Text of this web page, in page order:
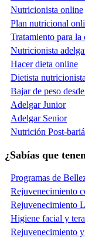
Nutricionista online
Plan nutricional
Tratamiento para la
Nutricionista
Hacer dieta online
Dietista
Bajar de peso desde
Adelgar Junior
Adelgar Senior
Nutrición Post-
¿Sabías que
Programas de
Rejuvenecimiento
Rejuvenecimiento
Higiene facial y
Rejuvenecimiento